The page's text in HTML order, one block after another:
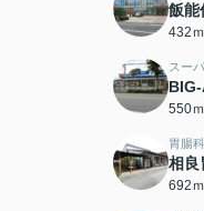
飯能
432
スー
550
胃腸科
相良
692